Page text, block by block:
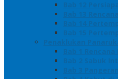
Bab 12
Bab 13
Bab 14
Bab 15
Penaklukan
Bab 1
Bab 2 Sabuk
Bab 3